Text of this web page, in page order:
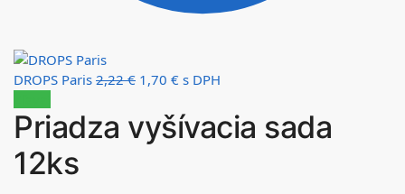
DROPS Paris 2,22€ 1,70 € s DPH
Priadza vyšívacia sada
12ks